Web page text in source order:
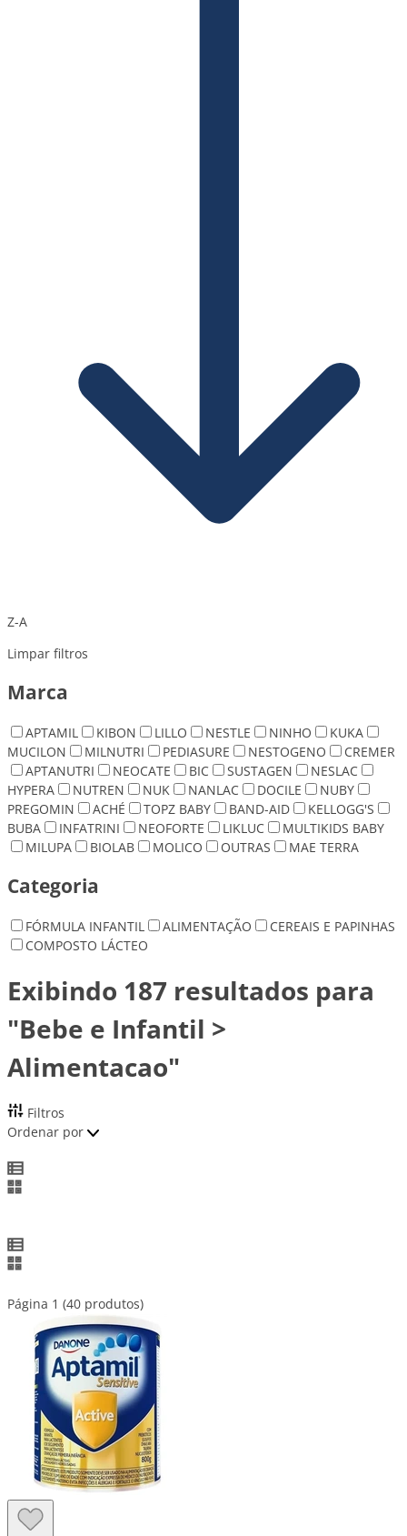
Z-A
Limpar filtros
Marca
APTAMIL KIBON LILLO NESTLE NINHO
KUKA
MUCILON
MILNUTRI PEDIASURE NESTOGENO
CREMER
APTANUTRI
NEOCATE BIC SUSTAGEN
NESLAC
HYPERA
NUTREN NUK NANLAC DOCILE
NUBY
PREGOMIN
ACHÉ TOPZ BABY BAND-AID
KELLOGG'S
BUBA
INFATRINI NEOFORTE LIKLUC
MULTIKIDS BABY
MILUPA
BIOLAB MOLICO OUTRAS MAE TERRA
Categoria
FÓRMULA INFANTIL ALIMENTAÇÃO
CEREAIS E PAPINHAS
COMPOSTO LÁCTEO
Exibindo 187 resultados para
"Bebe e Infantil >
Alimentacao"
Filtros
Ordenar por
Página 1 (40 produtos)